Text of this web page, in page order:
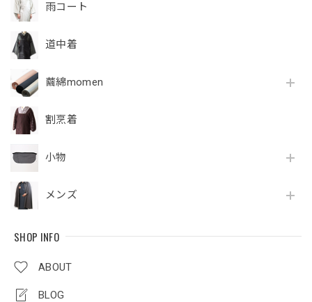
雨コート
道中着
繭綿momen
割烹着
小物
メンズ
SHOP INFO
ABOUT
BLOG